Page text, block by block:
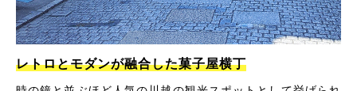
レトロとモダンが融合した菓子屋横丁